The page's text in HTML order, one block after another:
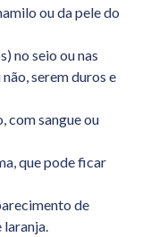
ou da pele do
no seio ou nas
serem duros e
com sangue ou
que pode ficar
de